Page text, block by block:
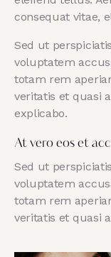
consequat vitae,
Sed ut
voluptatem
totam rem
veritatis et quasi
explicabo.
At vero eos et
Sed ut
voluptatem
totam rem
veritatis et quasi